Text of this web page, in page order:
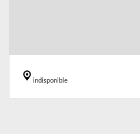
indisponible